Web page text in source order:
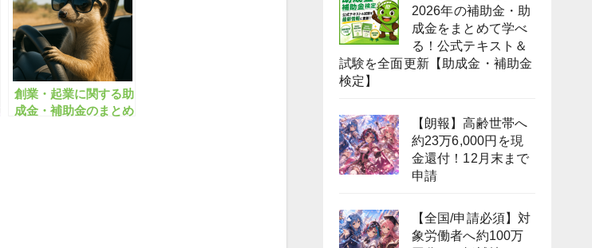
創業・起業に関する助
成金・補助金のまとめ
2026年の補助金・助
成金をまとめて学べ
る！公式テキスト＆
試験を全面更新【助成金・補助金
検定】
【朗報】高齢世帯へ
約23万6,000円を現
金還付！12月末まで
申請
【全国/申請必須】対
象労働者へ約100万